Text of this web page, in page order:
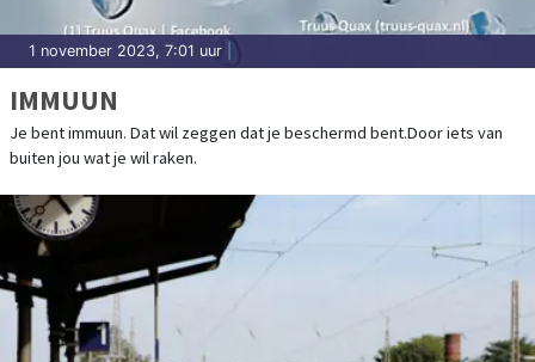
1 november 2023, 7:01 uur
IMMUUN
Je bent immuun. Dat wil zeggen dat je beschermd bent.Door iets van
buiten jou wat je wil raken.